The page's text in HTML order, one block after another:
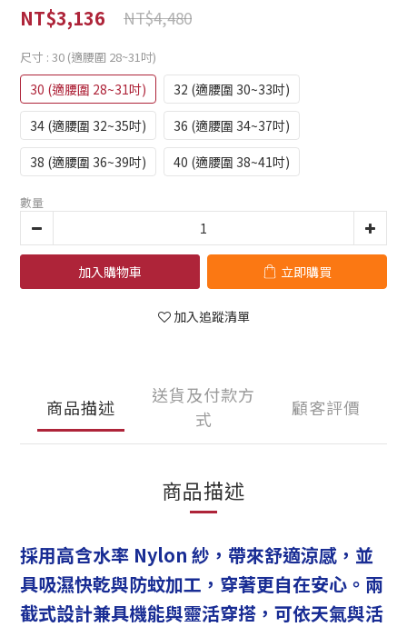
NT$3,136 NT$4,480
尺寸 : 30 (適腰圍 28~31吋)
30 (適腰圍 28~31吋)
32 (適腰圍 30~33吋)
34 (適腰圍 32~35吋)
36 (適腰圍 34~37吋)
38 (適腰圍 36~39吋)
40 (適腰圍 38~41吋)
數量
加入購物車 立即購買
加入追蹤清單
商品描述
送貨及付款方
式
顧客評價
商品描述
採用高含水率 Nylon 紗，帶來舒適涼感，並
具吸濕快乾與防蚊加工，穿著更自在安心。兩
截式設計兼具機能與靈活穿搭，可依天氣與活